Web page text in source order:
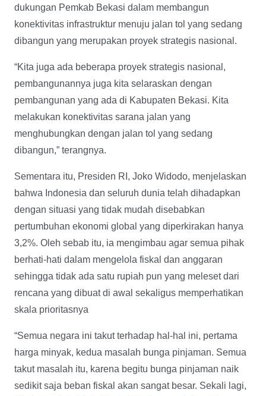
dukungan Pemkab Bekasi dalam membangun
konektivitas infrastruktur menuju jalan tol yang sedang
dibangun yang merupakan proyek strategis nasional.
“Kita juga ada beberapa proyek strategis nasional,
pembangunannya juga kita selaraskan dengan
pembangunan yang ada di Kabupaten Bekasi. Kita
melakukan konektivitas sarana jalan yang
menghubungkan dengan jalan tol yang sedang
dibangun,” terangnya.
Sementara itu, Presiden RI, Joko Widodo, menjelaskan
bahwa Indonesia dan seluruh dunia telah dihadapkan
dengan situasi yang tidak mudah disebabkan
pertumbuhan ekonomi global yang diperkirakan hanya
3,2%. Oleh sebab itu, ia mengimbau agar semua pihak
berhati-hati dalam mengelola fiskal dan anggaran
sehingga tidak ada satu rupiah pun yang meleset dari
rencana yang dibuat di awal sekaligus memperhatikan
skala prioritasnya
“Semua negara ini takut terhadap hal-hal ini, pertama
harga minyak, kedua masalah bunga pinjaman. Semua
takut masalah itu, karena begitu bunga pinjaman naik
sedikit saja beban fiskal akan sangat besar. Sekali lagi,